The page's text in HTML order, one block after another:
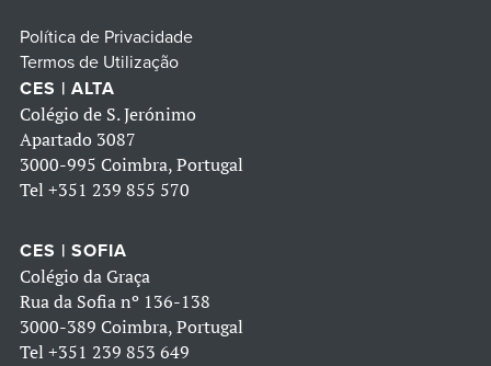
Política de Privacidade
Termos de Utilização
CES | ALTA
Colégio de S. Jerónimo
Apartado 3087
3000-995 Coimbra, Portugal
Tel +351 239 855 570
CES | SOFIA
Colégio da Graça
Rua da Sofia nº 136-138
3000-389 Coimbra, Portugal
Tel +351 239 853 649